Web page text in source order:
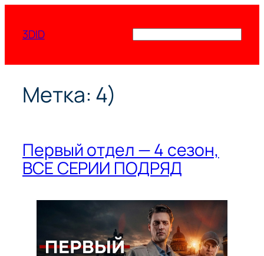
содержимому
3DID
Метка: 4)
Первый отдел — 4 сезон,
ВСЕ СЕРИИ ПОДРЯД